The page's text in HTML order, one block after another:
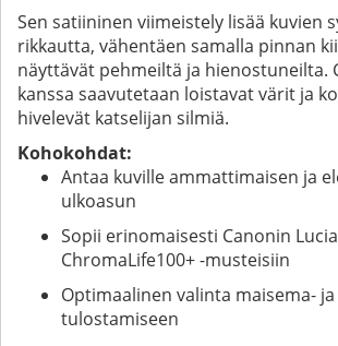
Sen satiininen viimeistely lisää kuvien
rikkautta, vähentäen samalla pinnan
näyttävät pehmeiltä ja hienostuneilta.
kanssa saavutetaan loistavat värit ja
hivelevät katselijan silmiä.
Kohokohdat:
Antaa kuville ammattimaisen ja
ulkoasun
Sopii erinomaisesti Canonin
ChromaLife100+ -musteisiin
Optimaalinen valinta maisema-
tulostamiseen